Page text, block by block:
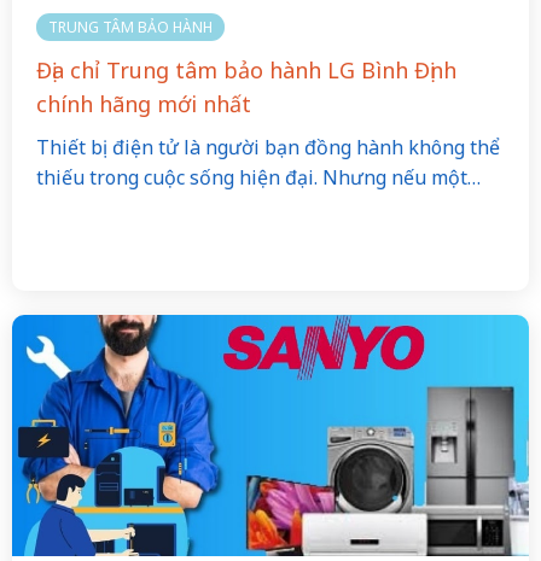
TRUNG TÂM BẢO HÀNH
Địa chỉ Trung tâm bảo hành LG Bình Định
chính hãng mới nhất
Thiết bị điện tử là người bạn đồng hành không thể
thiếu trong cuộc sống hiện đại. Nhưng nếu một…